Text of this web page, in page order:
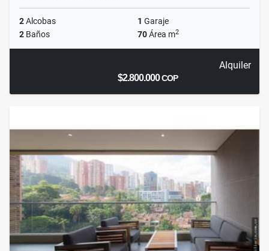
2Alcobas 1 Garaje
2 Baños 70Área m2
Alquiler
$2.800.000COP